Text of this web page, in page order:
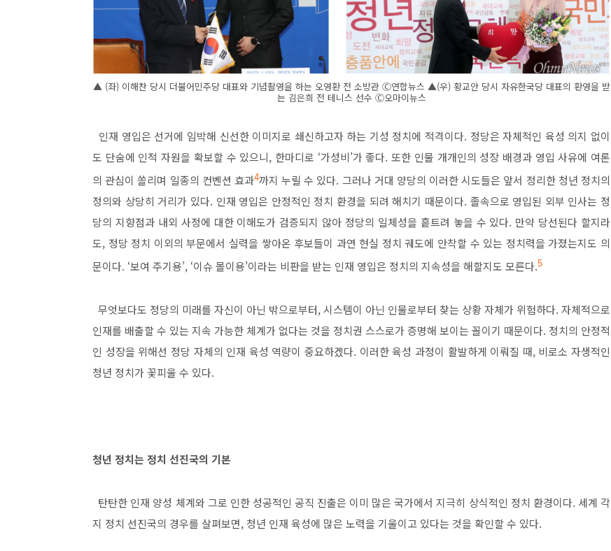
▲ (좌) 이해찬 당시 더불어민주당 대표와 기념촬영을 하는 오영환 전 소방관 Ⓒ연합뉴스 ▲(우) 황교안 당시 자유한국당 대표의 환영을 받
는 김은희 전 테니스 선수 Ⓒ오마이뉴스
인재 영입은 선거에 임박해 신선한 이미지로 쇄신하고자 하는 기성 정치에 적격이다. 정당은 자체적인 육성 의지 없이
도 단숨에 인적 자원을 확보할 수 있으니, 한마디로 ‘가성비’가 좋다.또한 인물 개개인의 성장 배경과 영입 사유에 여론
의 관심이 쏠리며 일종의 컨벤션 효과4까지 누릴 수 있다. 그러나 거대 양당의 이러한 시도들은 앞서 정리한 청년 정치의
정의와 상당히 거리가 있다. 인재 영입은 안정적인 정치 환경을 되려 해치기 때문이다. 졸속으로 영입된 외부 인사는 정
당의 지향점과 내외 사정에 대한 이해도가 검증되지 않아 정당의 일체성을 흩트려 놓을 수 있다. 만약 당선된다 할지라
도, 정당 정치 이외의 부문에서 실력을 쌓아온 후보들이 과연 현실 정치 궤도에 안착할 수 있는 정치력을 가졌는지도 의
문이다. ‘보여 주기용’, ‘이슈 몰이용’이라는 비판을 받는 인재 영입은 정치의 지속성을 해할지도 모른다.5
무엇보다도 정당의 미래를 자신이 아닌 밖으로부터,시스템이 아닌 인물로부터 찾는 상황 자체가 위험하다. 자체적으로
인재를 배출할 수 있는 지속 가능한 체계가 없다는 것을 정치권 스스로가 증명해 보이는 꼴이기 때문이다. 정치의 안정적
인 성장을 위해선 정당 자체의 인재 육성 역량이 중요하겠다. 이러한 육성 과정이 활발하게 이뤄질 때, 비로소 자생적인
청년 정치가 꽃피울 수 있다.
청년 정치는 정치 선진국의 기본
탄탄한 인재 양성 체계와 그로 인한 성공적인 공직 진출은 이미 많은 국가에서 지극히 상식적인 정치 환경이다. 세계 각
지 정치 선진국의 경우를 살펴보면, 청년 인재 육성에 많은 노력을 기울이고 있다는 것을 확인할 수 있다.